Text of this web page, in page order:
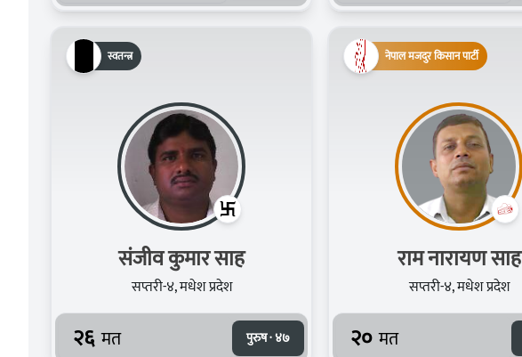
स्वतन्त्र
संजीव कुमार साह
सप्तरी-४, मधेश प्रदेश
२६ मत पुरुष · ४७
नेपाल मजदुर किसान पार्टी
राम नारायण साह
सप्तरी-४, मधेश प्रदेश
२० मत